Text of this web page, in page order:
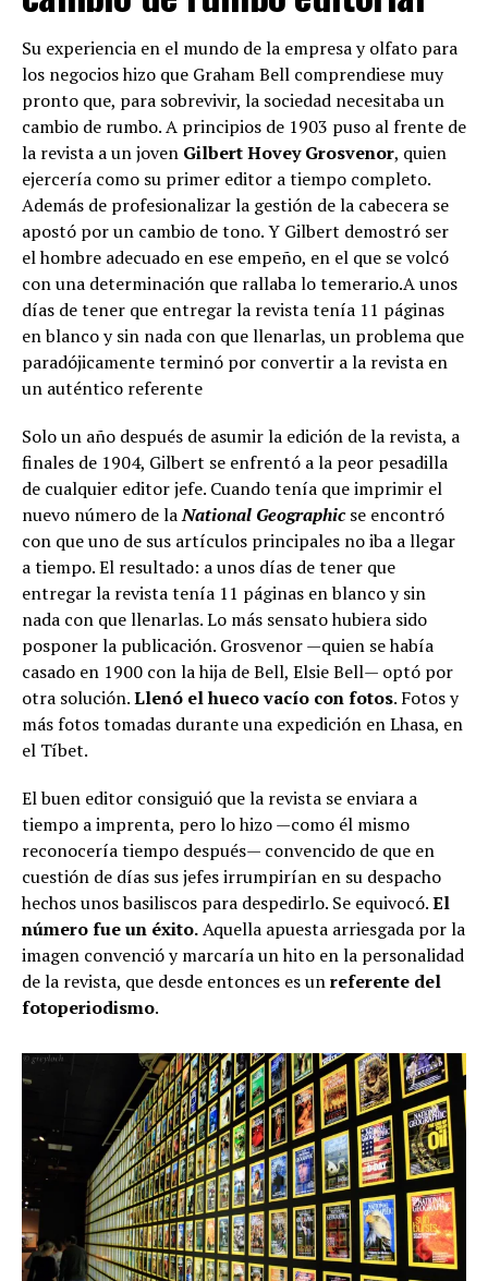
Su experiencia en el mundo de la empresa y olfato para
los negocios hizo que Graham Bell comprendiese muy
pronto que, para sobrevivir, la sociedad necesitaba un
cambio de rumbo. A principios de 1903 puso al frente de
la revista a un joven Gilbert Hovey Grosvenor, quien
ejercería como su primer editor a tiempo completo.
Además de profesionalizar la gestión de la cabecera se
apostó por un cambio de tono. Y Gilbert demostró ser
el hombre adecuado en ese empeño, en el que se volcó
con una determinación que rallaba lo temerario.A unos
días de tener que entregar la revista tenía 11 páginas
en blanco y sin nada con que llenarlas, un problema que
paradójicamente terminó por convertir a la revista en
un auténtico referente
Solo un año después de asumir la edición de la revista, a
finales de 1904, Gilbert se enfrentó a la peor pesadilla
de cualquier editor jefe. Cuando tenía que imprimir el
nuevo número de laNational Geographicse encontró
con que uno de sus artículos principales no iba a llegar
a tiempo. El resultado: a unos días de tener que
entregar la revista tenía 11 páginas en blanco y sin
nada con que llenarlas. Lo más sensato hubiera sido
posponer la publicación. Grosvenor —quien se había
casado en 1900 con la hija de Bell, Elsie Bell— optó por
otra solución.Llenó el hueco vacío con fotos. Fotos y
más fotos tomadas durante una expedición en Lhasa, en
el Tíbet.
El buen editor consiguió que la revista se enviara a
tiempo a imprenta, pero lo hizo —como él mismo
reconocería tiempo después— convencido de que en
cuestión de días sus jefes irrumpirían en su despacho
hechos unos basiliscos para despedirlo. Se equivocó.El
número fue un éxito.Aquella apuesta arriesgada por la
imagen convenció y marcaría un hito en la personalidad
de la revista, que desde entonces es unreferente del
fotoperiodismo.